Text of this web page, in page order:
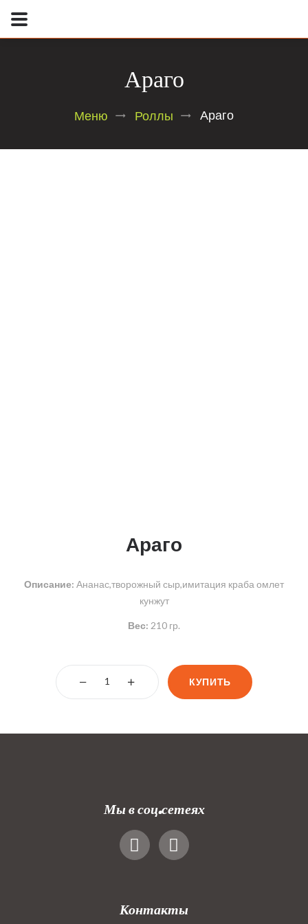
Араго
Меню Роллы Араго
Араго
Описание: Ананас,творожный сыр,имитация краба омлет
кунжут
Вес: 210 гр.
КУПИТЬ
Мы в соц.сетеях
Контакты